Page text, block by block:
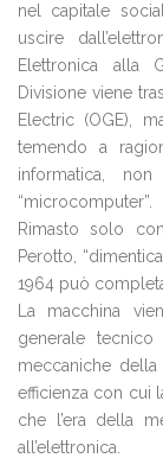
nel capitale
uscire
Elettronica alla
Divisione viene
Electric (OGE),
temendo a
informatica,
“microcomputer”.
Rimasto solo
Perotto,
1964 può
La macchina
generale
meccaniche
efficienza con cui
che l’era della
all’elettronica.